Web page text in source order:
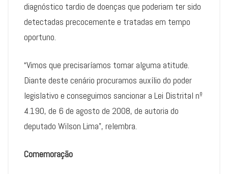
diagnóstico tardio de doenças que poderiam ter sido
detectadas precocemente e tratadas em tempo
oportuno.
“Vimos que precisaríamos tomar alguma atitude.
Diante deste cenário procuramos auxílio do poder
legislativo e conseguimos sancionar a Lei Distrital nº
4.190, de 6 de agosto de 2008, de autoria do
deputado Wilson Lima”, relembra.
Comemoração